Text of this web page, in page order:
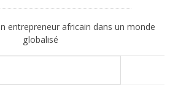
entrepreneur africain dans un monde
globalisé